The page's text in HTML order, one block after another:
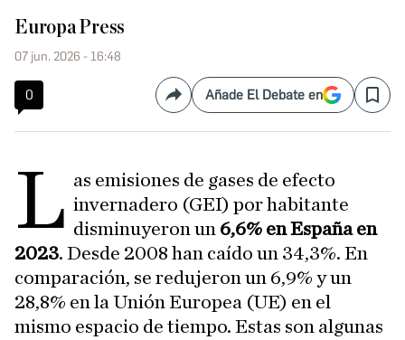
Europa Press
07 jun. 2026 - 16:48
0 CompartirAñade El Debate en Save
L as emisiones de gases de efecto
invernadero (GEI) por habitante
disminuyeron un 6,6% en España en
2023. Desde 2008 han caído un 34,3%. En
comparación, se redujeron un 6,9% y un
28,8% en la Unión Europea (UE) en el
mismo espacio de tiempo. Estas son algunas